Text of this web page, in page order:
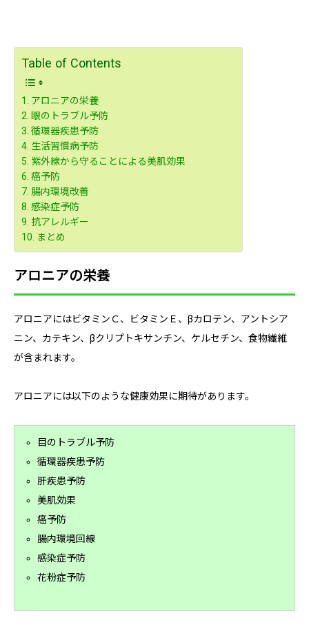
Table of Contents
アロニアの栄養
眼のトラブル予防
循環器疾患予防
生活習慣病予防
紫外線から守ることによる美肌効果
癌予防
腸内環境改善
感染症予防
抗アレルギー
まとめ
アロニアの栄養
アロニアにはビタミンＣ、ビタミンＥ、βカロテン、アントシア
ニン、カテキン、βクリプトキサンチン、ケルセチン、食物繊維
が含まれます。
アロニアには以下のような健康効果に期待があります。
目のトラブル予防
循環器疾患予防
肝疾患予防
美肌効果
癌予防
腸内環境回線
感染症予防
花粉症予防